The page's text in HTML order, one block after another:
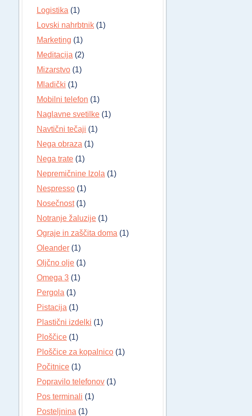
Logistika (1)
Lovski nahrbtnik (1)
Marketing (1)
Meditacija (2)
Mizarstvo (1)
Mladički (1)
Mobilni telefon (1)
Naglavne svetilke (1)
Navtični tečaji (1)
Nega obraza (1)
Nega trate (1)
Nepremičnine Izola (1)
Nespresso (1)
Nosečnost(1)
Notranje žaluzije (1)
Ograje in zaščita doma (1)
Oleander (1)
Oljčno olje (1)
Omega 3 (1)
Pergola (1)
Pistacija (1)
Plastični izdelki (1)
Ploščice (1)
Ploščice za kopalnico (1)
Počitnice (1)
Popravilo telefonov (1)
Pos terminali (1)
Posteljnina (1)